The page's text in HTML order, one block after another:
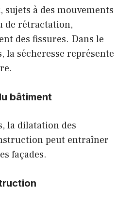
sujets à des mouvements
de rétractation,
des fissures. Dans le
la sécheresse représente
bâtiment
la dilatation des
peut entraîner
façades.